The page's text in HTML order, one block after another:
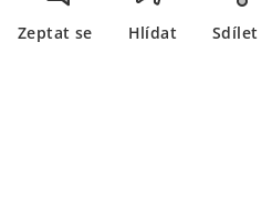
Zeptat se Hlídat Sdílet